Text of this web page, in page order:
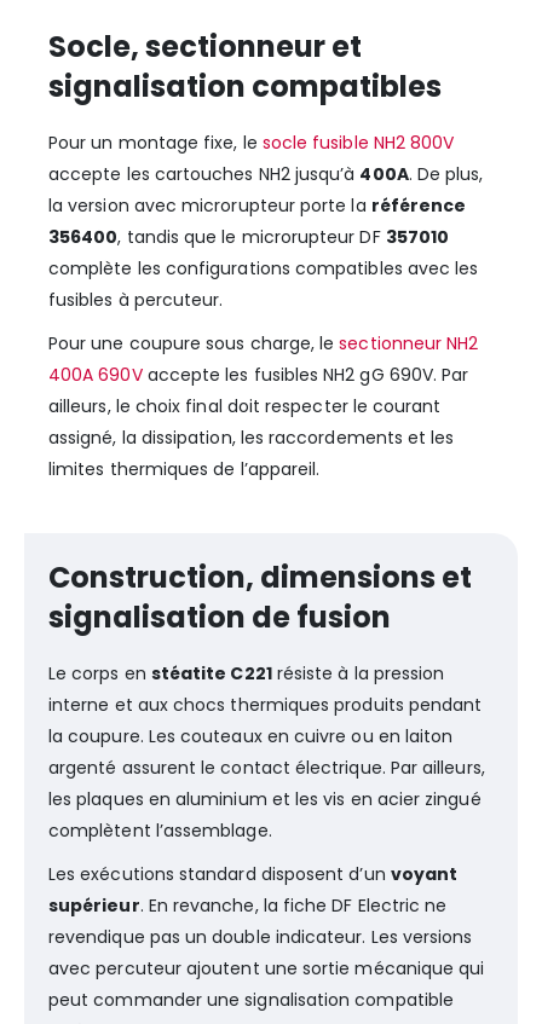
Socle, sectionneur et
signalisation compatibles
Pour un montage fixe, le socle fusible NH2 800V
accepte les cartouches NH2 jusqu’à 400A. De plus,
la version avec microrupteur porte la référence
356400, tandis que le microrupteur DF 357010
complète les configurations compatibles avec les
fusibles à percuteur.
Pour une coupure sous charge, lesectionneur NH2
400A 690Vaccepte les fusibles NH2 gG 690V. Par
ailleurs, le choix final doit respecter le courant
assigné, la dissipation, les raccordements et les
limites thermiques de l’appareil.
Construction, dimensions et
signalisation de fusion
Le corps en stéatite C221résiste à la pression
interne et aux chocs thermiques produits pendant
la coupure. Les couteaux en cuivre ou en laiton
argenté assurent le contact électrique. Par ailleurs,
les plaques en aluminium et les vis en acier zingué
complètent l’assemblage.
Les exécutions standard disposent d’un voyant
supérieur. En revanche, la fiche DF Electric ne
revendique pas un double indicateur. Les versions
avec percuteur ajoutent une sortie mécanique qui
peut commander une signalisation compatible